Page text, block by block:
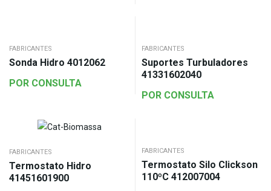
FABRICANTES
Sonda Hidro 4012062
POR CONSULTA
FABRICANTES
Suportes Turbuladores
41331602040
POR CONSULTA
FABRICANTES
Termostato Hidro
41451601900
FABRICANTES
Termostato Silo Clickson
110ºC 412007004